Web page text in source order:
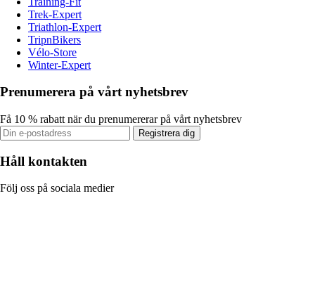
Trek-Expert
Triathlon-Expert
TripnBikers
Vélo-Store
Winter-Expert
Prenumerera på vårt nyhetsbrev
Få 10 % rabatt när du prenumererar på vårt nyhetsbrev
Registrera dig
Håll kontakten
Följ oss på sociala medier